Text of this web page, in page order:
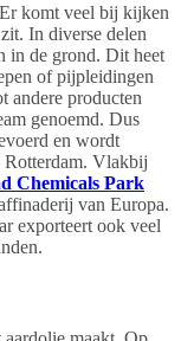
komt veel bij kijken
In diverse delen
in de grond. Dit heet
of pijpleidingen
andere producten
genoemd. Dus
en wordt
Rotterdam. Vlakbij
Chemicals Park
van Europa.
exporteert ook veel